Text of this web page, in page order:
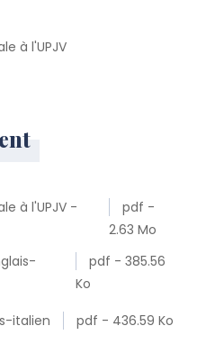
à l'UPJV
à l'UPJV -
pdf -
2.63 Mo
pdf - 385.56
Ko
italien pdf - 436.59 Ko